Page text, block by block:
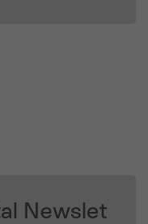
Newslet